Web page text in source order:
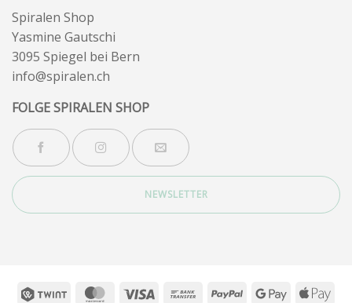
Spiralen Shop
Yasmine Gautschi
3095 Spiegel bei Bern
info@spiralen.ch
FOLGE SPIRALEN SHOP
NEWSLETTER
Twint MasterCard
Visa
Bank
PayPal
Google